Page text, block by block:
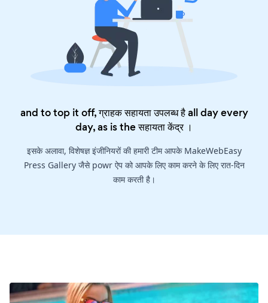
and to top it off, ग्राहक सहायता उपलब्ध है all day every
day, as is theसहायता केंद्र।
इसके अलावा, विशेषज्ञ इंजीनियरों की हमारी टीम आपके MakeWebEasy
Press Gallery जैसे powr ऐप को आपके लिए काम करने के लिए रात-दिन
काम करती है।